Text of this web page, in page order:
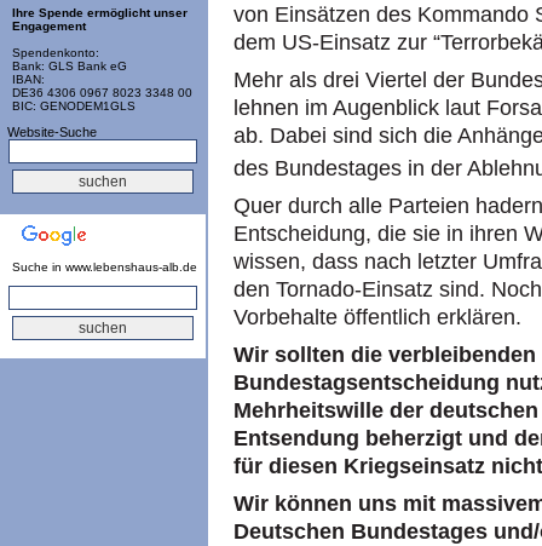
Ihre Spende ermöglicht unser
Engagement
Spendenkonto:
Bank: GLS Bank eG
IBAN:
DE36 4306 0967 8023 3348 00
BIC: GENODEM1GLS
Website-Suche
Suche in www.lebenshaus-alb.de
von Einsätzen des Kommando
dem US-Einsatz zur
Mehr als drei Viertel der
lehnen im Augenblick laut
ab. Dabei sind sich die
des Bundestages in der
Quer durch alle Parteien
Entscheidung, die sie in ihren
wissen, dass nach letzter
den Tornado-Einsatz sind.
Vorbehalte öffentlich erklären.
Wir sollten die
Bundestagsentscheidung
Mehrheitswille der
Entsendung beherzigt und
für diesen Kriegseinsatz
Wir können uns mit
Deutschen Bundestages